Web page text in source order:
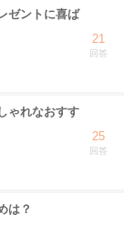
ゼントに喜ば
21
回答
ゃれなおすす
25
回答
は？